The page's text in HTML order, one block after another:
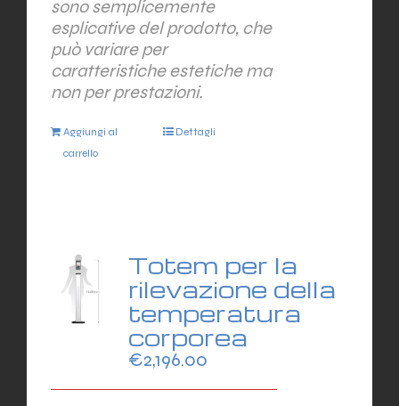
sono semplicemente
esplicative del prodotto, che
può variare per
caratteristiche estetiche ma
non per prestazioni.
Aggiungi al
carrello
Dettagli
Totem per la
rilevazione della
temperatura
corporea
€2,196.00